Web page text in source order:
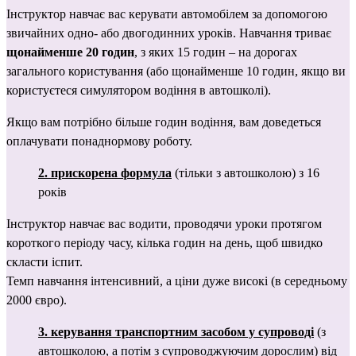
Інструктор навчає вас керувати автомобілем за допомогою
щонайменше 20 годин, з яких 15 годин – на дорогах
загального користування (або щонайменше 10 годин, якщо ви
користуєтеся симулятором водіння в автошколі).
Якщо вам потрібно більше годин водіння, вам доведеться
оплачувати понаднормову роботу.
2. прискорена формула (тільки з автошколою) з 16
років
Інструктор навчає вас водити, проводячи уроки протягом
короткого періоду часу, кілька годин на день, щоб швидко
скласти іспит.
Темп навчання інтенсивний, а ціни дуже високі (в середньому
2000 євро).
3. керування транспортним засобом у супроводі (з
автошколою, а потім з супроводжуючим дорослим) від